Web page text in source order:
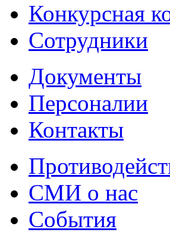
Конкурсная
Сотрудники
Документы
Персоналии
Контакты
СМИ о нас
События